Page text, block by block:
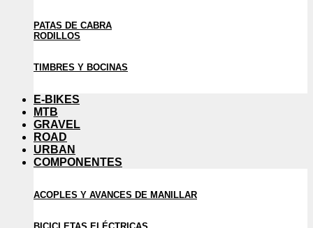
PATAS DE CABRA
RODILLOS
TIMBRES Y BOCINAS
E-BIKES
MTB
GRAVEL
ROAD
URBAN
COMPONENTES
ACOPLES Y AVANCES DE MANILLAR